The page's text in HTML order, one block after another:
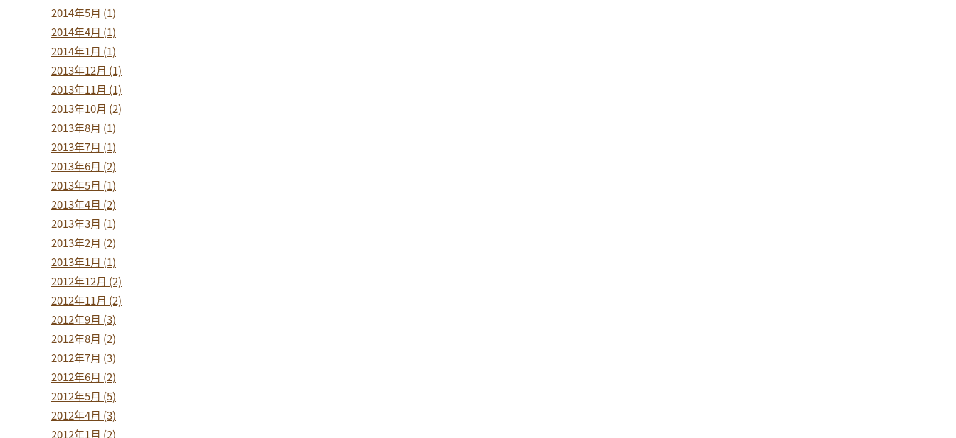
2014年5月 (1)
2014年4月 (1)
2014年1月 (1)
2013年12月 (1)
2013年11月 (1)
2013年10月 (2)
2013年8月 (1)
2013年7月 (1)
2013年6月 (2)
2013年5月 (1)
2013年4月 (2)
2013年3月 (1)
2013年2月 (2)
2013年1月 (1)
2012年12月 (2)
2012年11月 (2)
2012年9月 (3)
2012年8月 (2)
2012年7月 (3)
2012年6月 (2)
2012年5月 (5)
2012年4月 (3)
2012年1月 (2)